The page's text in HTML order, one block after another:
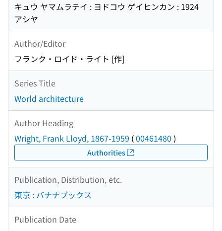
キュウ ヤマムラテイ : ヨドコウ ゲイヒンカン : 1924
アシヤ
Author/Editor
フランク・ロイド・ライト [作]
Series Title
World architecture
Author Heading
Wright, Frank Lloyd, 1867-1959 (00461480 )
Authorities
Publication, Distribution, etc.
東京 : バナナブックス
Publication Date